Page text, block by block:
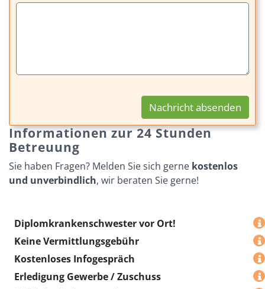
Nachricht absenden
Informationen zur 24 Stunden
Betreuung
Sie haben Fragen? Melden Sie sich gerne kostenlos
und unverbindlich, wir beraten Sie gerne!
Diplomkrankenschwester vor Ort!
Keine Vermittlungsgebühr
Kostenloses Infogespräch
Erledigung Gewerbe / Zuschuss